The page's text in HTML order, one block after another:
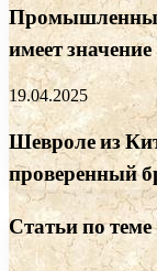
имеет значение
19.04.2025
Шевроле из
проверенный
Статьи по теме